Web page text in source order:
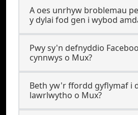
A oes unrhyw broblemau
y dylai fod gen i wybod
Pwy sy'n defnyddio
cynnwys o Mux?
Beth yw'r ffordd gyflymaf i
lawrlwytho o Mux?